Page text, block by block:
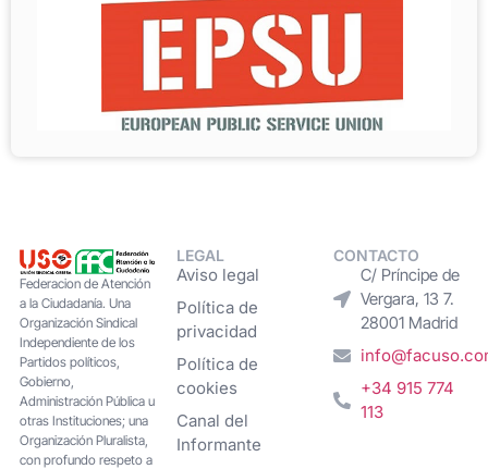
Federacion de Atención
a la Ciudadanía. Una
Organización Sindical
Independiente de los
Partidos políticos,
Gobierno,
Administración Pública u
otras Instituciones; una
Organización Pluralista,
con profundo respeto a
LEGAL
Aviso legal
Política de
privacidad
Política de
cookies
Canal del
Informante
CONTACTO
C/ Príncipe de
Vergara, 13 7.
28001 Madrid
+34 915 774
113